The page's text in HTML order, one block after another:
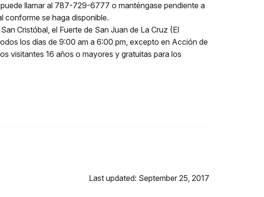
llamar al 787-729-6777 o manténgase pendiente a
conforme se haga disponible.
Cristóbal, el Fuerte de San Juan de La Cruz (El
los días de 9:00 am a 6:00 pm, excepto en Acción de
visitantes 16 años o mayores y gratuitas para los
Last updated: September 25, 2017